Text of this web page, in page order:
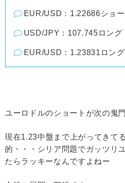
EUR/USD：1.22686ショー
USD/JPY：107.745ロング
EUR/USD：1.23831ロング
ユーロドルのショートが次の鬼門
現在1.23中盤まで上がってきて
的・・・シリア問題でガッツリ
たらラッキーなんですよねー